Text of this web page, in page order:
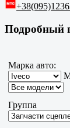
Подробный
Марка авто:
Группа